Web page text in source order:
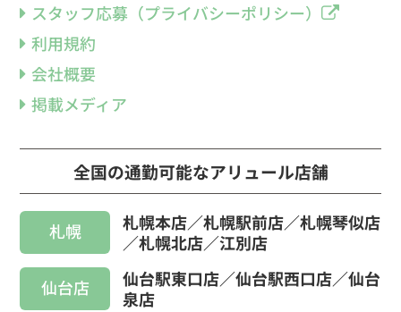
スタッフ応募（プライバシーポリシー）
利用規約
会社概要
掲載メディア
全国の通勤可能なアリュール店舗
札幌
札幌本店／札幌駅前店／札幌琴似店
／札幌北店／江別店
仙台店
仙台駅東口店／仙台駅西口店／仙台
泉店